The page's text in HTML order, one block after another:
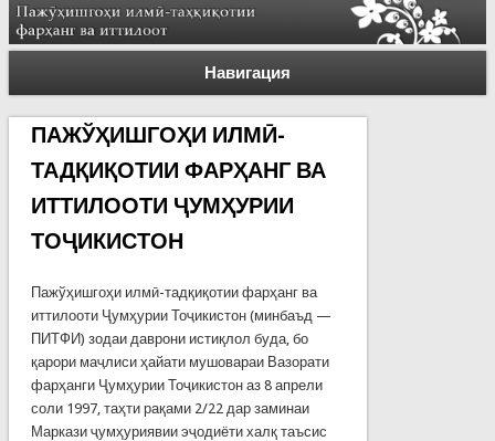
Навигация
ПАЖЎҲИШГОҲИ ИЛМӢ-
ТАДҚИҚОТИИ ФАРҲАНГ ВА
ИТТИЛООТИ ҶУМҲУРИИ
ТОҶИКИСТОН
Пажўҳишгоҳи илмӣ-тадқиқотии фарҳанг ва
иттилооти Ҷумҳурии Тоҷикистон (минбаъд —
ПИТФИ) зодаи даврони истиқлол буда, бо
қарори маҷлиси ҳайати мушовараи Вазорати
фарҳанги Ҷумҳурии Тоҷикистон аз 8 апрели
соли 1997, таҳти рақами 2/22 дар заминаи
Маркази ҷумҳуриявии эҷодиёти халқ таъсис